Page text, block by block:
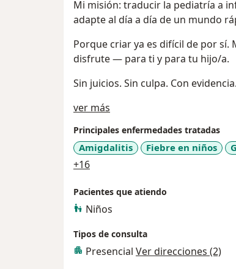
Mi misión: traducir la pediatría a
adapte al día a día de un mundo
Porque criar ya es difícil de por
disfrute — para ti y para tu hijo/a.
Sin juicios. Sin culpa. Con evidencia.
ver más
Principales enfermedades tratadas
Amigdalitis Fiebre en niños
+16a11y_sr_more_diseases
Pacientes que atiendo
Niños
Tipos de consulta
Presencial Ver direcciones (2)